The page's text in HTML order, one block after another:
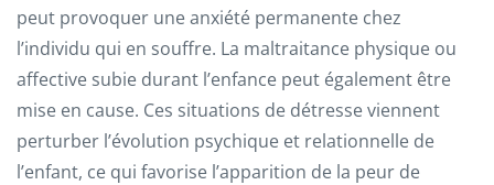
peut provoquer une anxiété permanente chez
l’individu qui en souffre. La maltraitance physique ou
affective subie durant l’enfance peut également être
mise en cause. Ces situations de détresse viennent
perturber l’évolution psychique et relationnelle de
l’enfant, ce qui favorise l’apparition de la peur de